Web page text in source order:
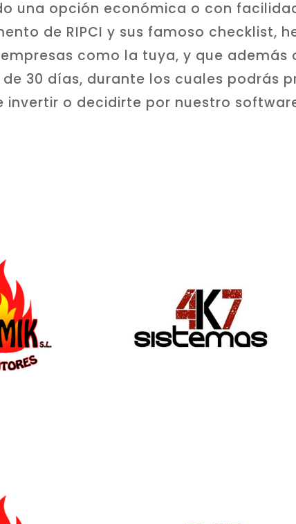
una opción económica o con
de RIPCI y sus famoso checklist,
como la tuya, y que además
30 días, durante los cuales podrás
o decidirte por nuestro